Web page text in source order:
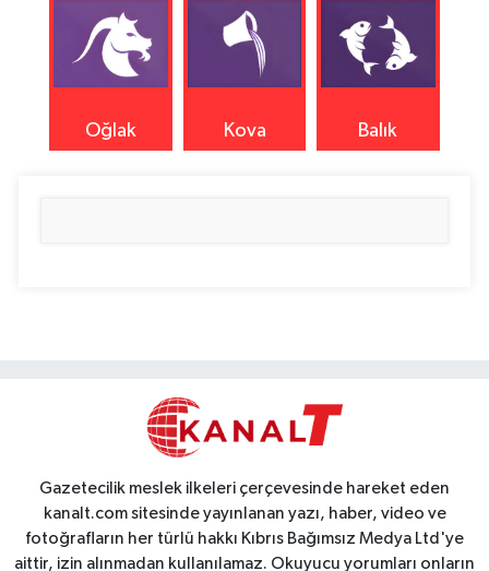
Oğlak Kova Balık
Gazetecilik meslek ilkeleri çerçevesinde hareket eden
kanalt.com sitesinde yayınlanan yazı, haber, video ve
fotoğrafların her türlü hakkı Kıbrıs Bağımsız Medya Ltd'ye
aittir, izin alınmadan kullanılamaz. Okuyucu yorumları onların